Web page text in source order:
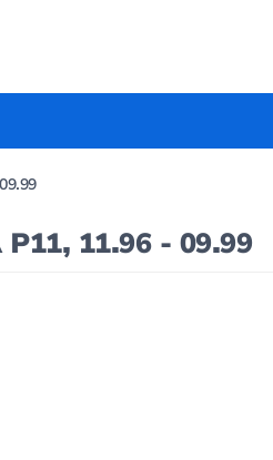
11.96 - 09.99